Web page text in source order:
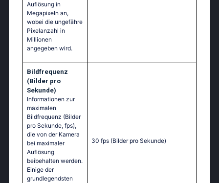
Auflösung in
Megapixeln an,
wobei die ungefähre
Pixelanzahl in
Millionen
angegeben wird.
Bildfrequenz
(Bilder pro
Sekunde)
Informationen zur
maximalen
Bildfrequenz (Bilder
pro Sekunde, fps),
die von der Kamera
bei maximaler
Auflösung
beibehalten werden.
Einige der
grundlegendsten
30 fps (Bilder pro Sekunde)